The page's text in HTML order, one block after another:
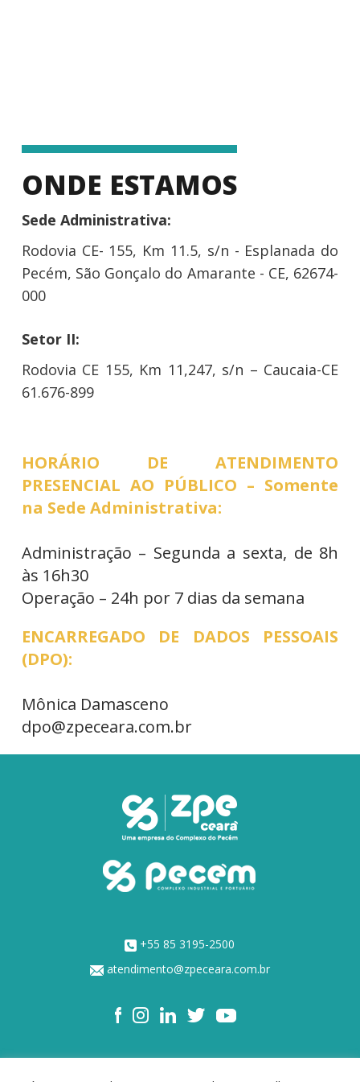
ONDE ESTAMOS
Sede Administrativa:
Rodovia CE- 155, Km 11.5, s/n - Esplanada do
Pecém, São Gonçalo do Amarante - CE, 62674-
000
Setor II:
Rodovia CE 155, Km 11,247, s/n – Caucaia-CE
61.676-899
HORÁRIO DE ATENDIMENTO
PRESENCIAL AO PÚBLICO – Somente
na Sede Administrativa:
Administração – Segunda a sexta, de 8h
às 16h30
Operação – 24h por 7 dias da semana
ENCARREGADO DE DADOS PESSOAIS
(DPO):
Mônica Damasceno
dpo@zpeceara.com.br
+55 85 3195-2500
atendimento@zpeceara.com.br
NOSSOS ACIONISTAS